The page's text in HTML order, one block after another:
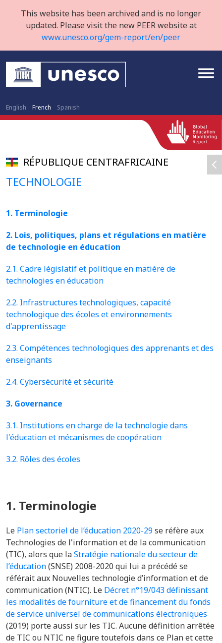
This website has been archived and is no longer
updated. Please visit the new PEER website at
www.unesco.org/gem-report/en/peer
English French Spanish
RÉPUBLIQUE CENTRAFRICAINE
TECHNOLOGIE
1. Terminologie
2. Lois, politiques, plans et régulations en matière
de technologie en éducation
2.1. Cadre législatif et politique en matière de
technologies en éducation
2.2. Infrastructures technologiques, capacité
technologique des écoles et environnements
d'apprentissage
2.3. Compétences technologiques des apprenants et des
enseignants
2.4. Cybersécurité et sécurité
3. Governance
3.1. Institutions en charge de la technologie dans
l'éducation et mécanismes de coopération
3.2. Rôles des écoles
1. Terminologie
Le Plan sectoriel de l’éducation 2020-29se réfère aux
Technologies de l'information et de la communication
(TIC), alors que laStratégie nationale du secteur de
l’éducation(SNSE) 2008-2020 qui lui a précédé se
référait aux Nouvelles technologie d’information et de
communication (NTIC). Le Décret n°19/043 définissant
les modalités de fourniture et de financement du fonds
de service universel de communications électroniques
(2019) porte aussi sur les TIC. Aucune définition arrêtée
de TIC ou NTIC ne figure toutefois dans ce Plan et cette